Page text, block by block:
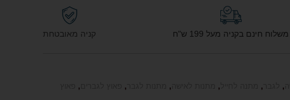
משלוח חינם בקניה מעל 199 ש"ח קניה מאובטחת
,
,
,
,
,
,